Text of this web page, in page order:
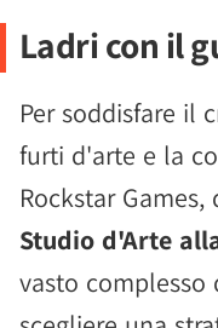
Ladri con il
Per soddisfare il
furti d'arte e la
Rockstar Games,
Studio d'Arte
vasto complesso